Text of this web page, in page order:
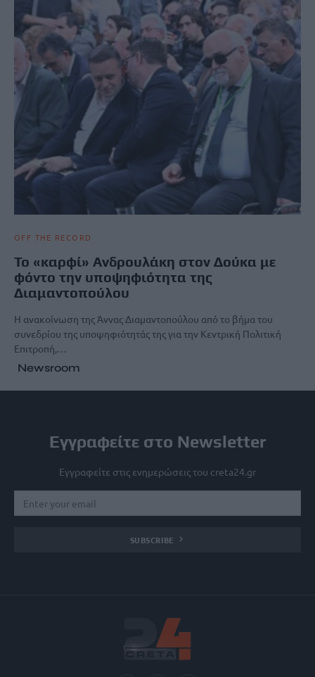
OFF THE RECORD
Το «καρφί» Ανδρουλάκη στον Δούκα με
φόντο την υποψηφιότητα της
Διαμαντοπούλου
Η ανακοίνωση της Άννας Διαμαντοπούλου από το βήμα του
συνεδρίου της υποψηφιότητάς της για την Κεντρική Πολιτική
Επιτροπή,…
Newsroom
Εγγραφείτε στο Newsletter
Εγγραφείτε στις ενημερώσεις του creta24.gr
SUBSCRIBE